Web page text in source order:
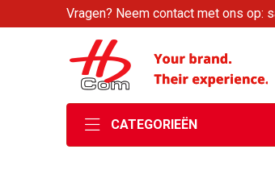
Vragen? Neem contact met ons op:
CATEGORIEËN